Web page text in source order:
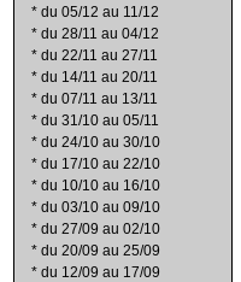
* du 05/12 au 11/12
* du 28/11 au 04/12
* du 22/11 au 27/11
* du 14/11 au 20/11
* du 07/11 au 13/11
* du 31/10 au 05/11
* du 24/10 au 30/10
* du 17/10 au 22/10
* du 10/10 au 16/10
* du 03/10 au 09/10
* du 27/09 au 02/10
* du 20/09 au 25/09
* du 12/09 au 17/09